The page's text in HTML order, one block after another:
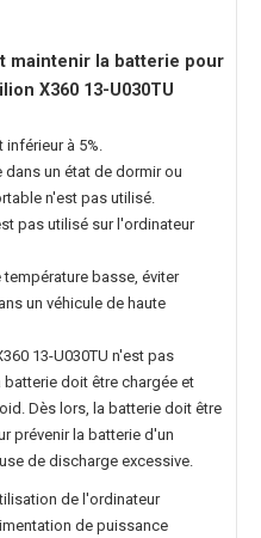
maintenir la batterie pour
X360 13-U030TU
inférieur à 5%.
un état de dormir ou
n'est pas utilisé.
pas utilisé sur l'ordinateur
basse, éviter
un véhicule de haute
13-U030TU n'est pas
doit être chargée et
Dès lors, la batterie doit être
prévenir la batterie d'un
de discharge excessive.
de l'ordinateur
de puissance